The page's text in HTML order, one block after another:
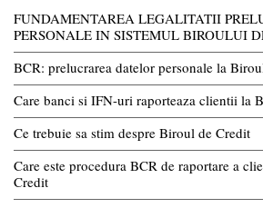
FUNDAMENTAREA LEGALITATII
PERSONALE IN SISTEMUL BIROULUI
BCR: prelucrarea datelor personale la
Care banci si IFN-uri raporteaza clientii la
Ce trebuie sa stim despre Biroul de Credit
Care este procedura BCR de raportare a
Credit